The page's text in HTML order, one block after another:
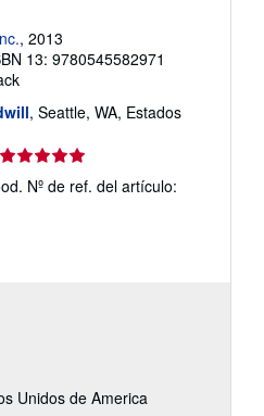
, 2013
13: 9780545582971
, Seattle, WA, Estados
Calificación
del Nº de ref. del artículo:
Unidos de America